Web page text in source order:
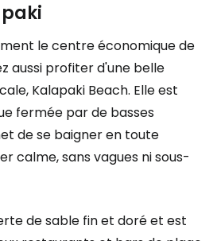
le centre économique de
aussi profiter d'une belle
Kalapaki Beach. Elle est
fermée par de basses
de se baigner en toute
calme, sans vagues ni sous-
de sable fin et doré et est